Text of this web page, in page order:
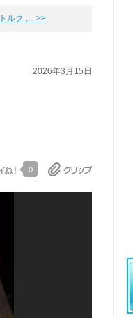
ルク ... >>
2026年3月15日
0